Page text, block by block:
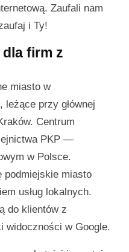
Zaufali nam
i Ty!
firm z
miasto w
przy głównej
Centrum
PKP —
w Polsce.
podmiejskie miasto
usług lokalnych.
do klientów z
widoczności w Google.